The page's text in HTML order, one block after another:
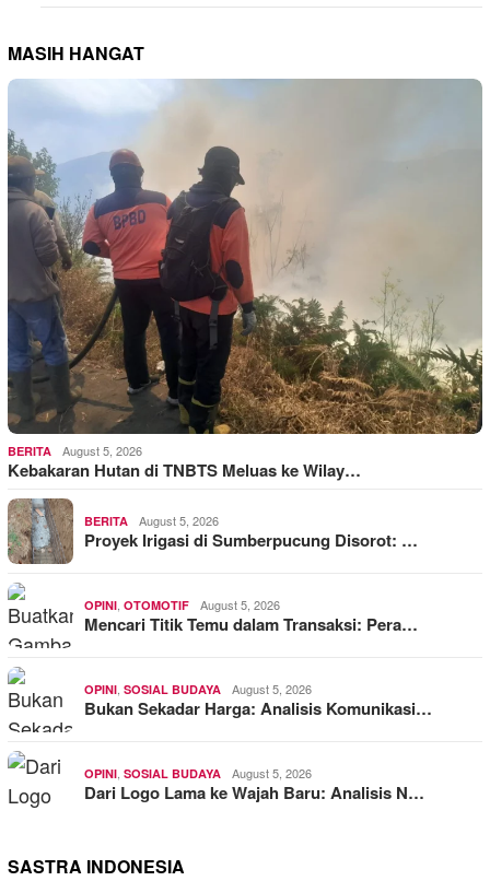
MASIH HANGAT
BERITA August 5, 2026
Kebakaran Hutan di TNBTS Meluas ke Wilay…
BERITA August 5, 2026
Proyek Irigasi di Sumberpucung Disorot: …
OPINI OTOMOTIF August 5, 2026
Mencari Titik Temu dalam Transaksi: Pera…
OPINI SOSIAL BUDAYA August 5, 2026
Bukan Sekadar Harga: Analisis Komunikasi…
OPINI SOSIAL BUDAYA August 5, 2026
Dari Logo Lama ke Wajah Baru: Analisis N…
SASTRA INDONESIA